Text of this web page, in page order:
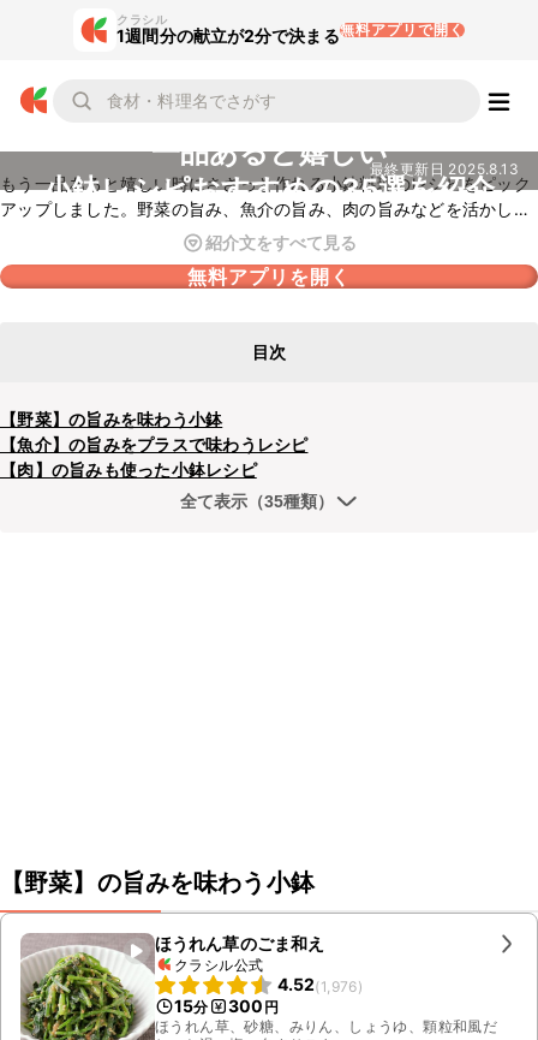
クラシル
1週間分の献立が2分で決まる無料アプリで開く
一品あると嬉しい
小鉢レシピおすすめの35選を紹介
最終更新日 2025.8.13
もう一品あると嬉しい時にささっと作れる小鉢料理のレシピをピック
アップしました。野菜の旨み、魚介の旨み、肉の旨みなどを活かした
さまざまなレシピをご紹介しているので、ぜひチェックしてみてくだ
紹介文をすべて見る
無料アプリを開く
目次
【野菜】の旨みを味わう小鉢
【魚介】の旨みをプラスで味わうレシピ
【肉】の旨みも使った小鉢レシピ
全て表示（35種類）
【野菜】の旨みを味わう小鉢
ほうれん草のごま和え
クラシル公式
4.52(1,976)
15分 300 円
ほうれん草、砂糖、みりん、しょうゆ、顆粒和風だ